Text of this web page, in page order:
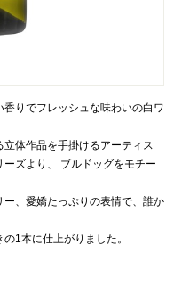
りでフレッシュな味わいの白ワ
体作品を手掛けるアーティス
ズより、 ブルドッグをモチー
、愛嬌たっぷりの表情で、誰か
1本に仕上がりました。